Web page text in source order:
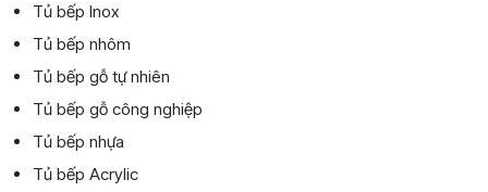
Tủ bếp Inox
Tủ bếp nhôm
Tủ bếp gỗ tự nhiên
Tủ bếp gỗ công nghiệp
Tủ bếp nhựa
Tủ bếp Acrylic